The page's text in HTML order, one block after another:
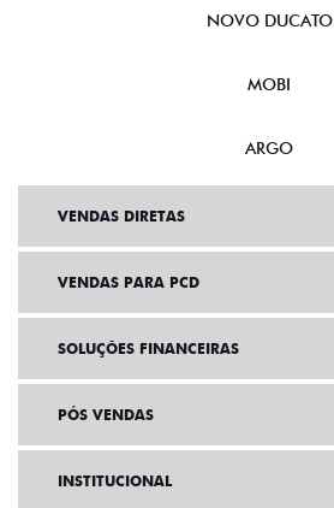
NOVO DUCATO
MOBI
ARGO
VENDAS DIRETAS
VENDAS PARA PCD
SOLUÇÕES FINANCEIRAS
PÓS VENDAS
INSTITUCIONAL